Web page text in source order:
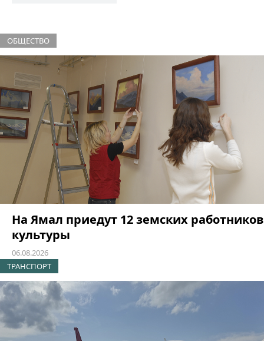
ОБЩЕСТВО
На Ямал приедут 12 земских работников
культуры
06.08.2026
ТРАНСПОРТ